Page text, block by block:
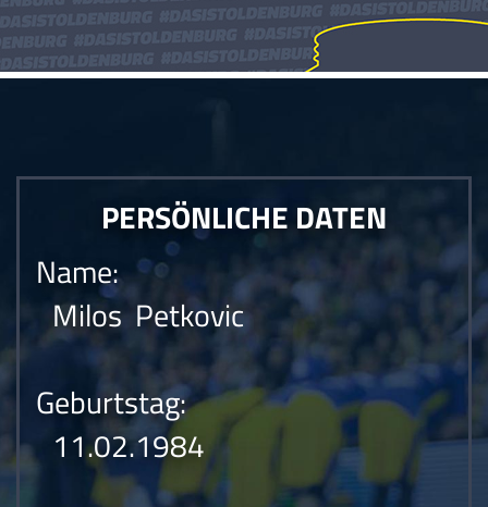
PERSÖNLICHE DATEN
Name:
Milos Petkovic
Geburtstag:
11.02.1984